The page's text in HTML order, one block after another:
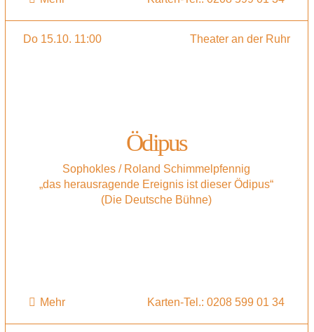
Do 15.10. 11:00 Theater an der Ruhr
Ödipus
Sophokles / Roland Schimmelpfennig
„das herausragende Ereignis ist dieser Ödipus“
(Die Deutsche Bühne)
Mehr Karten-Tel.: 0208 599 01 34